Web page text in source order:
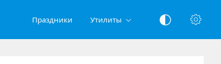
Праздники Утилиты